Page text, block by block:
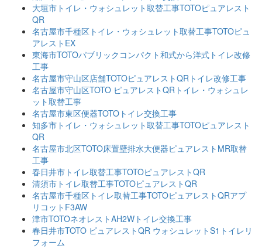
大垣市トイレ・ウォシュレット取替工事TOTOピュアレスト
QR
名古屋市千種区トイレ・ウォシュレット取替工事TOTOピュ
アレストEX
東海市TOTOパブリックコンパクト和式から洋式トイレ改修
工事
名古屋市守山区店舗TOTOピュアレストQRトイレ改修工事
名古屋市守山区TOTO ピュアレストQRトイレ・ウォシュレ
ット取替工事
名古屋市東区便器TOTOトイレ交換工事
知多市トイレ・ウォシュレット取替工事TOTOピュアレスト
QR
名古屋市北区TOTO床置壁排水大便器ピュアレストMR取替
工事
春日井市トイレ取替工事TOTOピュアレストQR
清須市トイレ取替工事TOTOピュアレストQR
名古屋市千種区トイレ取替工事TOTOピュアレストQRアプ
リコットF3AW
津市TOTOネオレストAH2Wトイレ交換工事
春日井市TOTO ピュアレストQR ウォシュレットS1トイレリ
フォーム